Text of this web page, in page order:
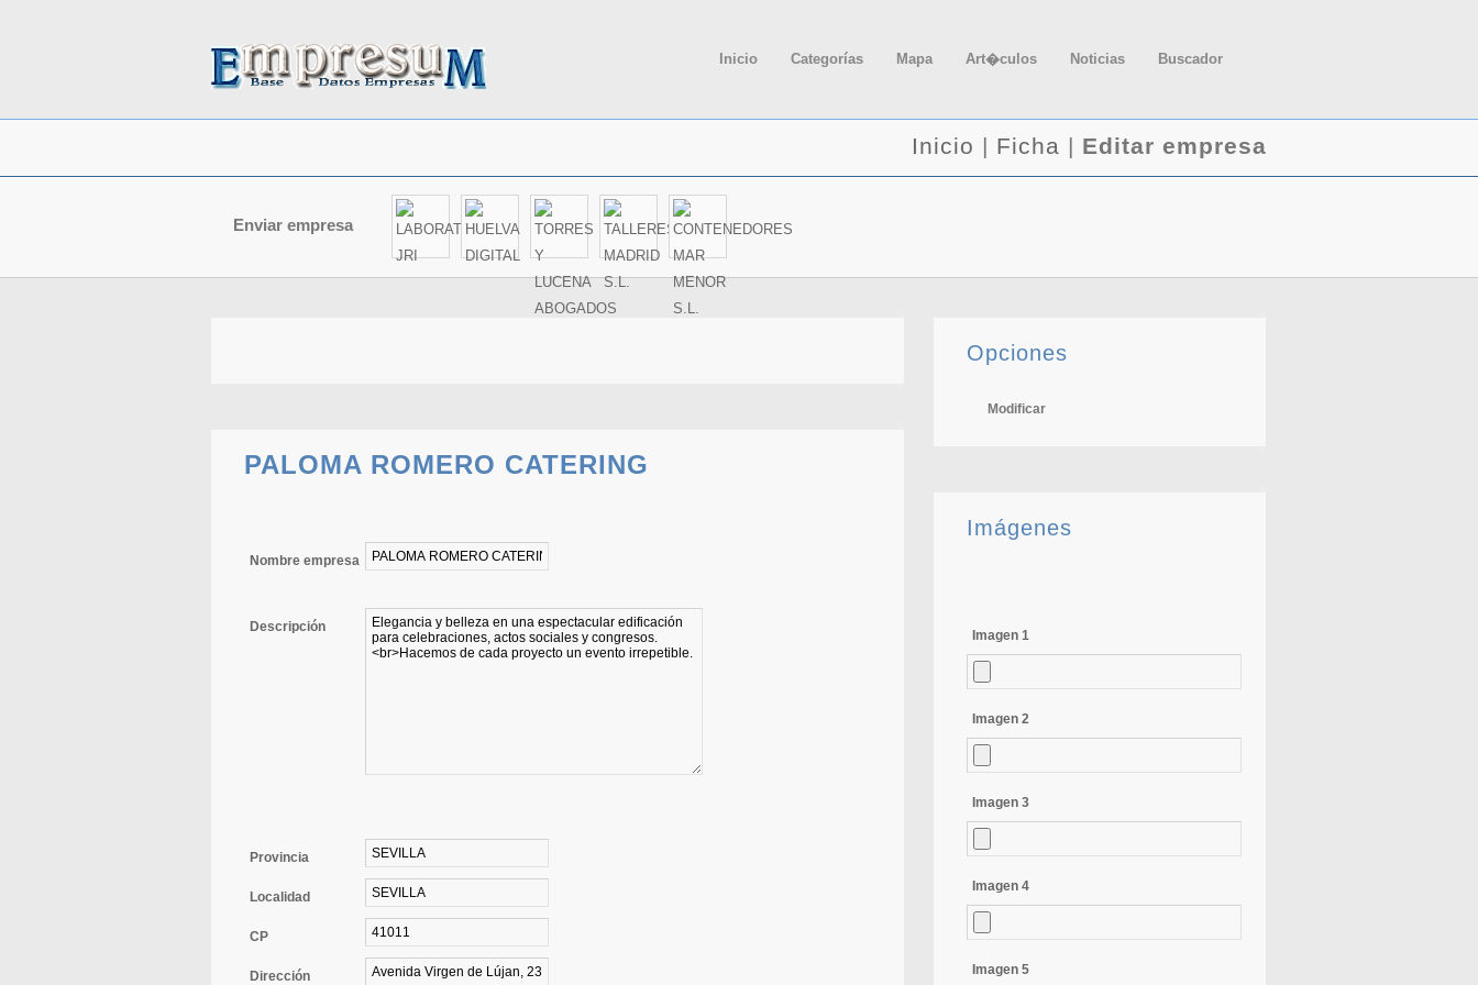
Inicio Categorías Mapa Art�culos Noticias Buscador
Inicio | Ficha | Editar empresa
Enviar empresa
PALOMA ROMERO CATERING
Nombre empresa
Descripción
Provincia
Localidad
CP
Dirección
Opciones
Imágenes
Imagen 1
Imagen 2
Imagen 3
Imagen 4
Imagen 5